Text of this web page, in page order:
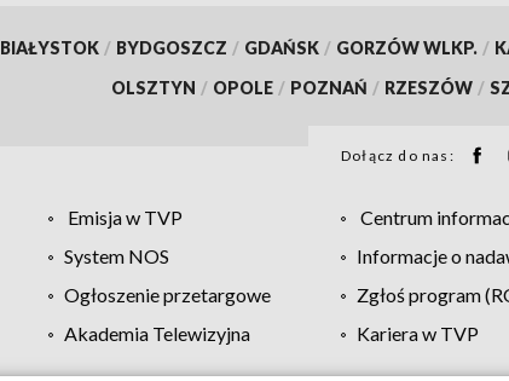
BIAŁYSTOK / BYDGOSZCZ / GDAŃSK / GORZÓW WLKP. /
OLSZTYN / OPOLE / POZNAŃ / RZESZÓW /
Dołącz do nas:
Emisja w TVP Centrum
System NOS Informacje o
Ogłoszenie przetargowe Zgłoś program
Akademia Telewizyjna Kariera w TVP